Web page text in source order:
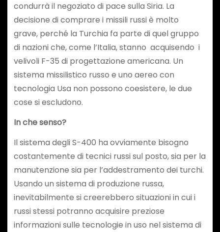
condurrà il negoziato di pace sulla Siria. La
decisione di comprare i missili russi è molto
grave, perché la Turchia fa parte di quel gruppo
di nazioni che, come l’Italia, stanno acquisendo i
velivoli F-35 di progettazione americana. Un
sistema missilistico russo e uno aereo con
tecnologia Usa non possono coesistere, le due
cose si escludono.
In che senso?
Il sistema degli S-400 ha ovviamente bisogno
costantemente di tecnici russi sul posto, sia per la
manutenzione sia per l’addestramento dei turchi.
Usando un sistema di produzione russa,
inevitabilmente si creerebbero situazioni in cui i
russi stessi potranno acquisire preziose
informazioni sulle tecnologie in uso nel sistema di